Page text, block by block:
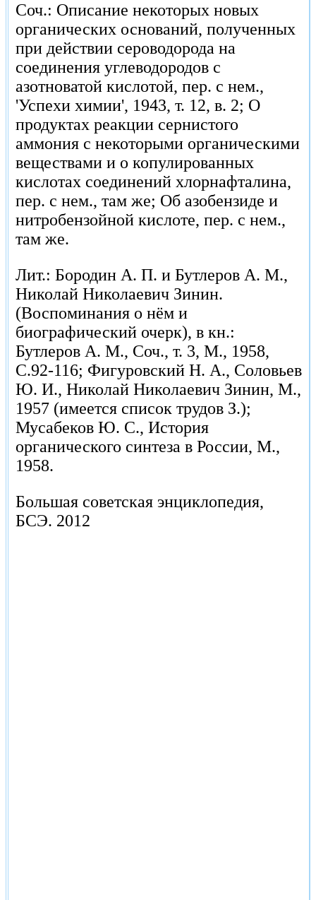
Соч.: Описание некоторых новых
органических оснований, полученных
при действии сероводорода на
соединения углеводородов с
азотноватой кислотой, пер. с нем.,
'Успехи химии', 1943, т. 12, в. 2; О
продуктах реакции сернистого
аммония с некоторыми органическими
веществами и о копулированных
кислотах соединений хлорнафталина,
пер. с нем., там же; Об азобензиде и
нитробензойной кислоте, пер. с нем.,
там же.
Лит.: Бородин А. П. и Бутлеров А. М.,
Николай Николаевич Зинин.
(Воспоминания о нём и
биографический очерк), в кн.:
Бутлеров А. М., Соч., т. 3, М., 1958,
С.92-116; Фигуровский Н. А., Соловьев
Ю. И., Николай Николаевич Зинин, М.,
1957 (имеется список трудов З.);
Мусабеков Ю. С., История
органического синтеза в России, М.,
1958.
Большая советская энциклопедия,
БСЭ. 2012